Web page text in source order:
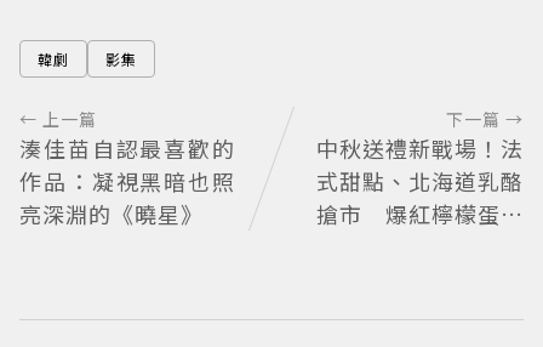
韓劇 影集
← 上一篇
湊佳苗自認最喜歡的
作品：凝視黑暗也照
亮深淵的《曉星》
下一篇 →
中秋送禮新戰場！法
式甜點、北海道乳酪
搶市 爆紅檸檬蛋糕